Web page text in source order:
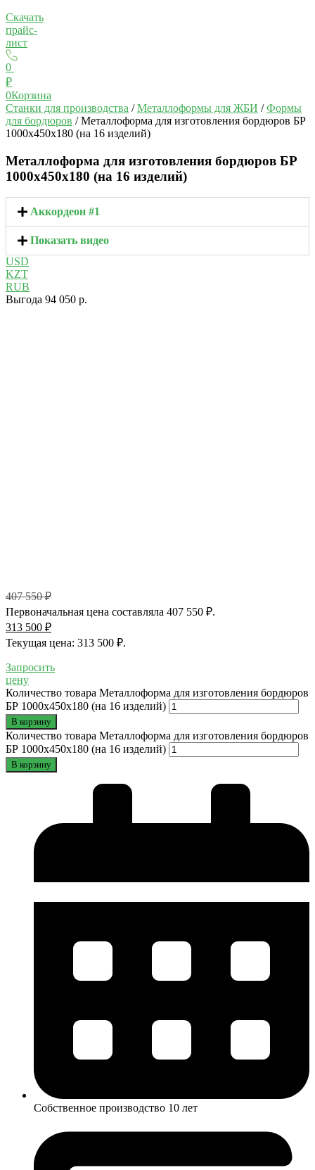
Скачать
прайс-
лист
0
₽
0Корзина
Станки для производства /Металлоформы для ЖБИ /Формы
для бордюров / Металлоформа для изготовления бордюров БР
1000х450х180 (на 16 изделий)
Металлоформа для изготовления бордюров БР
1000х450х180 (на 16 изделий)
Аккордеон #1
Показать видео
USD
KZT
RUB
Выгода 94 050 р.
407 550₽
Первоначальная цена составляла 407 550 ₽.
313 500 ₽
Текущая цена: 313 500 ₽.
Запросить
цену
Количество товара Металлоформа для изготовления бордюров
БР 1000х450х180 (на 16 изделий)
В корзину
Количество товара Металлоформа для изготовления бордюров
БР 1000х450х180 (на 16 изделий)
В корзину
Собственное производство 10 лет